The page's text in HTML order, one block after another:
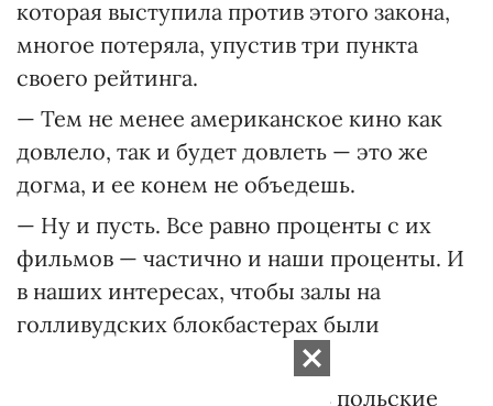
которая выступила против этого закона,
многое потеряла, упустив три пункта
своего рейтинга.
— Тем не менее американское кино как
довлело, так и будет довлеть — это же
догма, и ее конем не объедешь.
— Ну и пусть. Все равно проценты с их
фильмов — частично и наши проценты. И
в наших интересах, чтобы залы на
голливудских блокбастерах были
— Вам хорошо говорить, ведь польские